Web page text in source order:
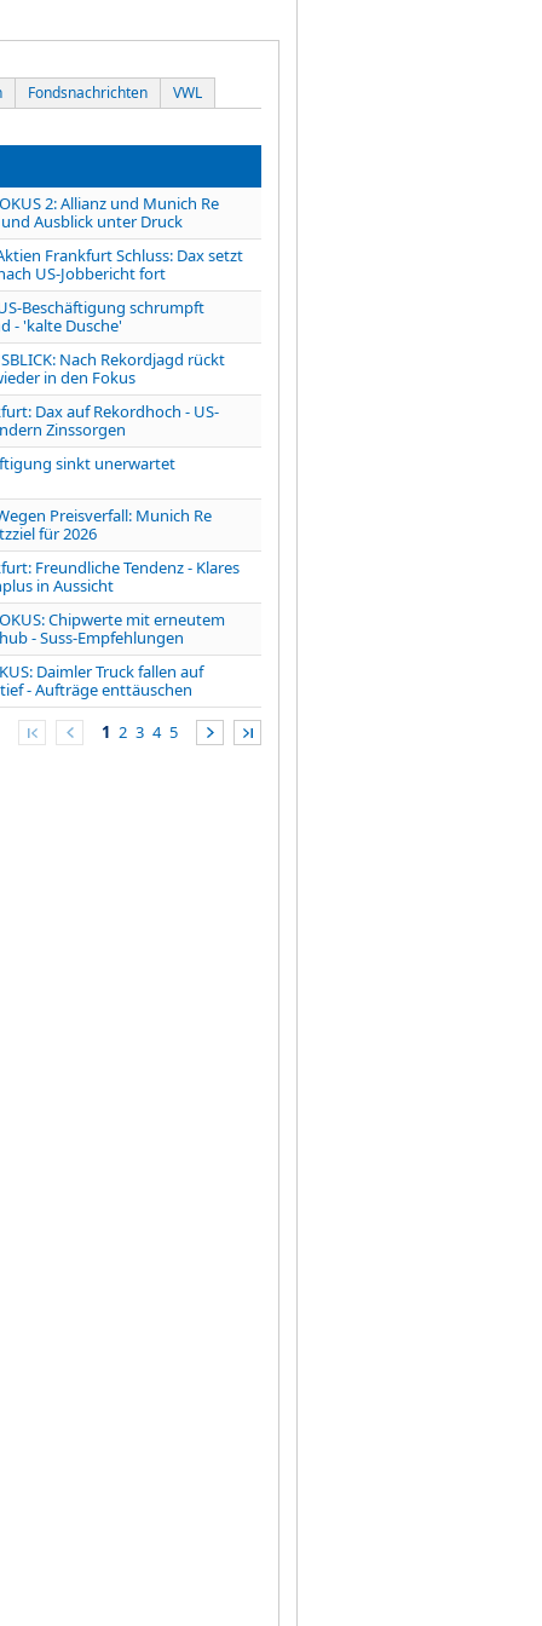
Fondsnachrichten VWL
2: Allianz und Munich Re
Ausblick unter Druck
Frankfurt Schluss: Dax setzt
US-Jobbericht fort
Beschäftigung schrumpft
- 'kalte Dusche'
Nach Rekordjagd rückt
in den Fokus
Dax auf Rekordhoch - US-
Zinssorgen
sinkt unerwartet
Preisverfall: Munich Re
für 2026
Freundliche Tendenz - Klares
in Aussicht
Chipwerte mit erneutem
- Suss-Empfehlungen
Daimler Truck fallen auf
- Aufträge enttäuschen
1 2 3 4 5